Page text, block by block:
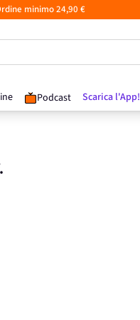
minimo 24,90 €
Podcast Scarica l'App!